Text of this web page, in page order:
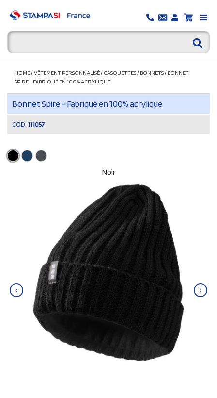
HOME/VÊTEMENT PERSONNALISÉ/ CASQUETTES/ BONNETS/ BONNET
SPIRE - FABRIQUÉ EN 100% ACRYLIQUE
Bonnet Spire - Fabriqué en 100% acrylique
COD. 111057
Noir
‹ ›